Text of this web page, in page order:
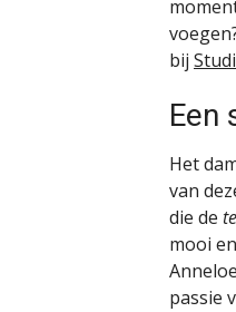
bij
Een
Het
van
die de
mooi
passie